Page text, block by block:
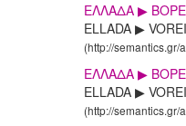
ΕΛΛΑΔΑ ▶
ELLADA ▶
(http://
ΕΛΛΑΔΑ ▶
ELLADA ▶
(http://